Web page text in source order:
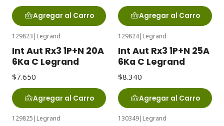
Agregar al Carro Agregar al Carro
129823 | Legrand
Int Aut Rx3 1P+N 20A
6Ka C Legrand
$7.650
Agregar al Carro
129824| Legrand
Int Aut Rx3 1P+N 25A
6Ka C Legrand
$8.340
Agregar al Carro
129825 | Legrand 130349| Legrand